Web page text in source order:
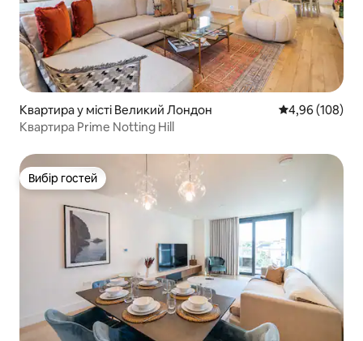
Квартира у місті Великий Лондон Середня
4,96 (108)
Квартира Prime Notting Hill
Вибір гостей
Вибір гостей